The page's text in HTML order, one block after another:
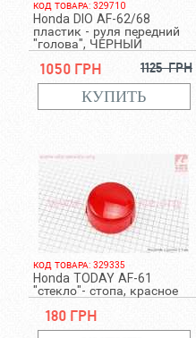
КОД ТОВАРА: 329710
Honda DIO AF-62/68
пластик - руля передний
"голова", ЧЕРНЫЙ
1050 грн 1125 грн
КОД ТОВАРА: 329335
Honda TODAY AF-61
"стекло"- стопа, красное
180 грн